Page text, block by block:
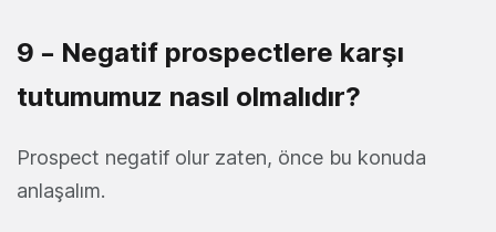
9 – Negatif prospectlere karşı
tutumumuz nasıl olmalıdır?
Prospect negatif olur zaten, önce bu konuda
anlaşalım.